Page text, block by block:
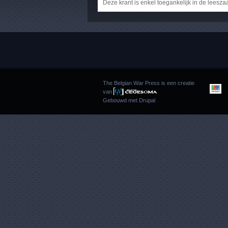
Deze krant is enkel toegankelijk in de
The Belgian War Press is een creatie
van
Gebouwd met Drupal